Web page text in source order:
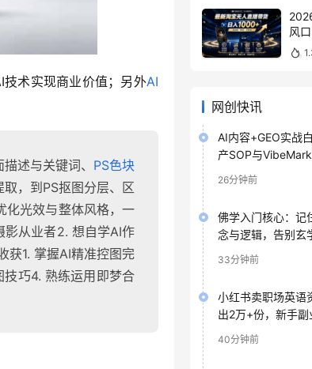
技术实现商业价值；另外AI
述与关键词、 PS色块
，到PS抠图分层、区
化光效与整体风格，一
影从业者2. 想自学AI作
获1. 掌握AI精准控图完
巧4. 熟练运用即梦合
风
无
网创快讯
AI内容+GEO实战
产SOP与
26分钟前
佛学入门核心：记
念与逻辑，告别玄
33分钟前
小红书卖职场英
出2万+份，新手
40分钟前